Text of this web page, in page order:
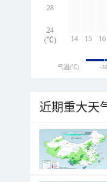
14 15 16
28
24
(℃)
气温(℃) -30
近期重大天